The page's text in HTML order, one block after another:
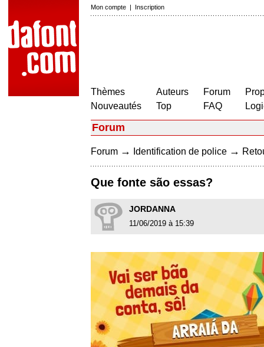
Mon compte | Inscription
Thèmes
Nouveautés
Auteurs
Top
Forum
FAQ
Forum
Forum → Identification de police →
Que fonte são essas?
JORDANNA
11/06/2019 à 15:39